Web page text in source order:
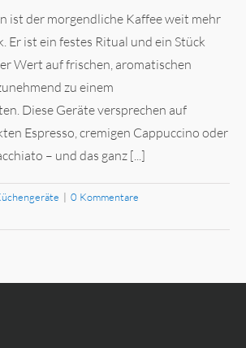
ist der morgendliche Kaffee weit mehr
Er ist ein festes Ritual und ein Stück
Wert auf frischen, aromatischen
zu einem
Diese Geräte versprechen auf
Espresso, cremigen Cappuccino oder
– und das ganz [...]
| 0 Kommentare